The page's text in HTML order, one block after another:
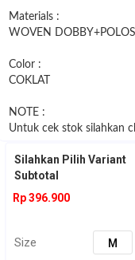
Materials :
WOVEN DOBBY+POLOS
Color :
COKLAT
NOTE :
Untuk cek stok silahkan
Silahkan Pilih Variant
Subtotal
Rp 396.900
Size M